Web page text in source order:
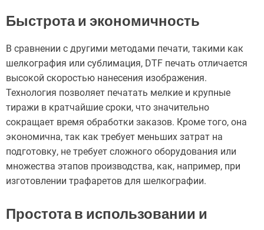
Быстрота и экономичность
В сравнении с другими методами печати, такими как
шелкография или сублимация, DTF печать отличается
высокой скоростью нанесения изображения.
Технология позволяет печатать мелкие и крупные
тиражи в кратчайшие сроки, что значительно
сокращает время обработки заказов. Кроме того, она
экономична, так как требует меньших затрат на
подготовку, не требует сложного оборудования или
множества этапов производства, как, например, при
изготовлении трафаретов для шелкографии.
Простота в использовании и